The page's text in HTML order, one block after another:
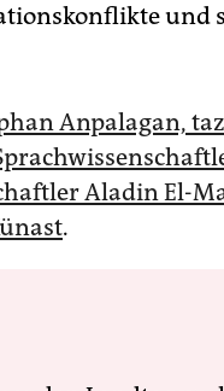
und
Anpalagan,
Aladin El-
.